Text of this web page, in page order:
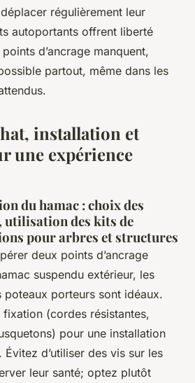
régulièrement leur
autoportants offrent liberté
d’ancrage manquent,
partout, même dans les
installation et
une expérience
du hamac : choix des
utilisation des kits de
pour arbres et structures
deux points d’ancrage
suspendu extérieur, les
poteaux porteurs sont idéaux.
(cordes résistantes,
pour une installation
d’utiliser des vis sur les
leur santé; optez plutôt